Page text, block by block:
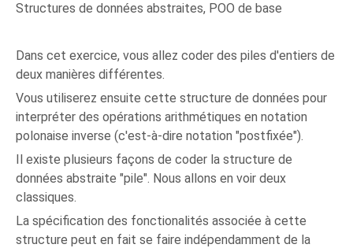
Structures de données abstraites, POO de base
Dans cet exercice, vous allez coder des piles d'entiers de
deux manières différentes.
Vous utiliserez ensuite cette structure de données pour
interpréter des opérations arithmétiques en notation
polonaise inverse (c'est-à-dire notation "postfixée").
Il existe plusieurs façons de coder la structure de
données abstraite "pile". Nous allons en voir deux
classiques.
La spécification des fonctionalités associée à cette
structure peut en fait se faire indépendamment de la